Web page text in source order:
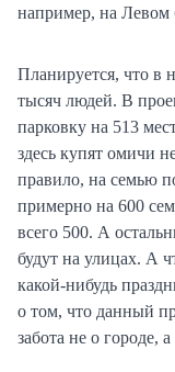
например, на Левом
Планируется, что в
тысяч людей. В
парковку на 513
здесь купят омичи
правило, на семью
примерно на 600
всего 500. А
будут на улицах. А
какой-нибудь
о том, что данный
забота не о городе,